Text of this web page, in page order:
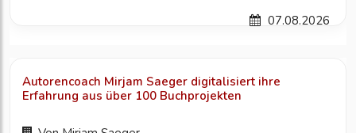
07.08.2026
Autorencoach Mirjam Saeger digitalisiert ihre
Erfahrung aus über 100 Buchprojekten